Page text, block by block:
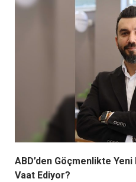
ABD’den Göçmenlikte
Vaat Ediyor?